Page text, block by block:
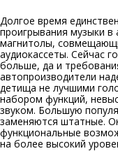
Долгое время
проигрывания музыки
магнитолы,
аудиокассеты. Сейчас
больше, да и
автопроизводители
детища не лучшими
набором функций,
звуком. Большую
заменяются штатные.
функциональные
на более высокий